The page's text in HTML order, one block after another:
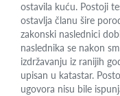
ostavila kuću. Postoji
ostavlja članu šire
zakonski naslednici
naslednika se nakon
izdržavanju iz ranijih
upisan u katastar.
ugovora nisu bile